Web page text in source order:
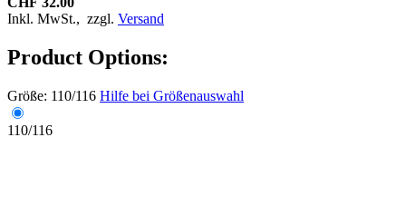
Inkl. MwSt., zzgl. Versand
Product Options:
Größe: 110/116 Hilfe bei Größenauswahl
110/116